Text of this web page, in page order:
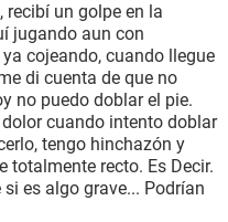
un golpe en la
jugando aun con
cojeando, cuando llegue
di cuenta de que no
no puedo doblar el pie.
cuando intento doblar
tengo hinchazón y
totalmente recto. Es Decir.
es algo grave... Podrían